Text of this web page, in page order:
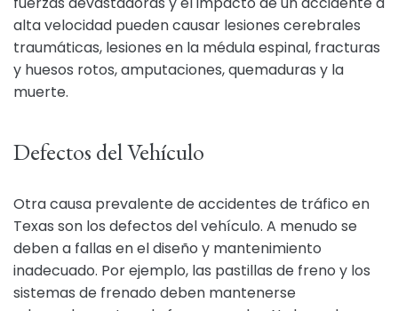
alta velocidad pueden causar lesiones cerebrales
traumáticas, lesiones en la médula espinal, fracturas
y huesos rotos, amputaciones, quemaduras y la
muerte.
Defectos del Vehículo
Otra causa prevalente de accidentes de tráfico en
Texas son los defectos del vehículo. A menudo se
deben a fallas en el diseño y mantenimiento
inadecuado. Por ejemplo, las pastillas de freno y los
sistemas de frenado deben mantenerse